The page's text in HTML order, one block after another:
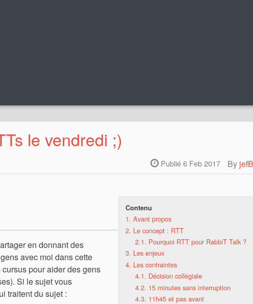
le vendredi ;)
By
Publié 6 Feb 2017
Contenu
1. Avant propos
2. Le concept : RTT
2.1. Pourquoi RTT pour RabbiT Talk ?
3. Les enjeux
4. Les contraintes
4.1. Décision collégiale
4.2. 15 minutes sans interruption
4.3. 11h45 et pas avant
en donnant des
avec moi dans cette
pour aider des gens
Si le sujet vous
traitent du sujet :